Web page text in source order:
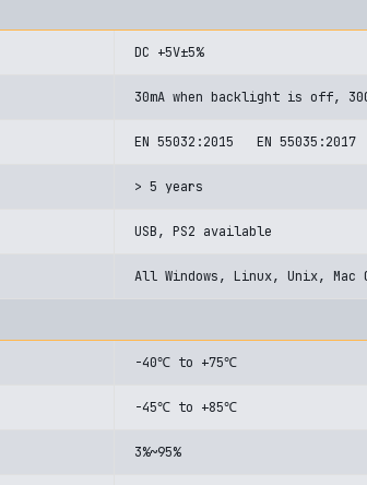
DC +5V±5%
30mA when backlight is off,
EN 55032:2015 EN 55035:2017
> 5 years
USB, PS2 available
All Windows, Linux, Unix, Mac
-40℃ to +75℃
-45℃ to +85℃
3%~95%